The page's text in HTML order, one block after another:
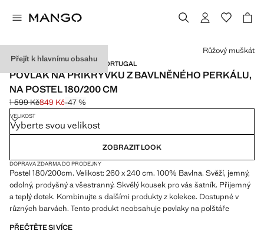
Přejít k hlavnímu obsahu
PERCALE COTTON / MADE IN PORTUGAL
POVLAK NA PŘIKRÝVKU Z BAVLNĚNÉHO PERKÁLU,
NA POSTEL 180/200 CM
Původní cena přeškrtnutá [1 599 Kč ]
1 599 Kč
Aktuální cena [849 Kč ]
849 Kč-47 %
Vyberte barvu
Růžový muškát
VELIKOST
Vyberte svou velikost
ZOBRAZIT LOOK
DOPRAVA ZDARMA DO PRODEJNY
Postel 180/200cm. Velikost: 260 x 240 cm. 100% Bavlna. Svěží, jemný,
odolný, prodyšný a všestranný. Skvělý kousek pro vás šatník. Příjemný
a teplý dotek. Kombinujte s dalšími produkty z kolekce. Dostupné v
různých barvách. Tento produkt neobsahuje povlaky na polštáře
PŘEČTĚTE SI VÍCE